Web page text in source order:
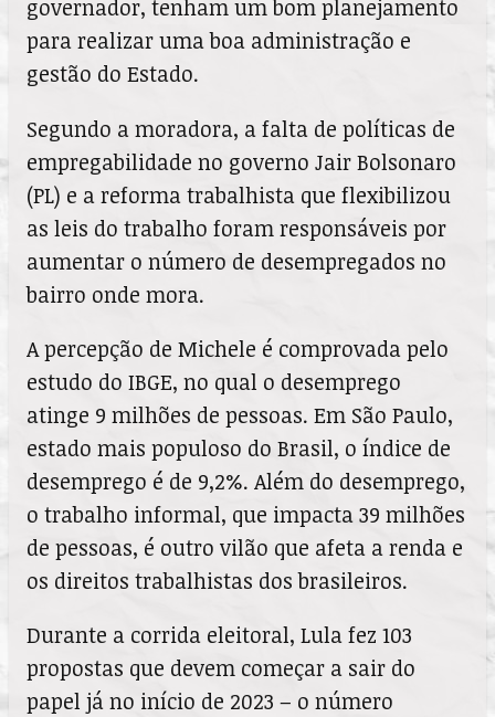
governador, tenham um bom planejamento
para realizar uma boa administração e
gestão do Estado.
Segundo a moradora, a falta de políticas de
empregabilidade no governo Jair Bolsonaro
(PL) e a reforma trabalhista que flexibilizou
as leis do trabalho foram responsáveis por
aumentar o número de desempregados no
bairro onde mora.
A percepção de Michele é comprovada pelo
estudo do IBGE, no qual o desemprego
atinge 9 milhões de pessoas. Em São Paulo,
estado mais populoso do Brasil, o índice de
desemprego é de 9,2%. Além do desemprego,
o trabalho informal, que impacta 39 milhões
de pessoas, é outro vilão que afeta a renda e
os direitos trabalhistas dos brasileiros.
Durante a corrida eleitoral, Lula fez 103
propostas que devem começar a sair do
papel já no início de 2023 – o número